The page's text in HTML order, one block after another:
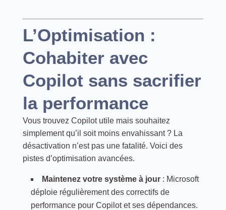
L’Optimisation :
Cohabiter avec
Copilot sans sacrifier
la performance
Vous trouvez Copilot utile mais souhaitez
simplement qu’il soit moins envahissant ? La
désactivation n’est pas une fatalité. Voici des
pistes d’optimisation avancées.
Maintenez votre système à jour: Microsoft
déploie régulièrement des correctifs de
performance pour Copilot et ses dépendances.